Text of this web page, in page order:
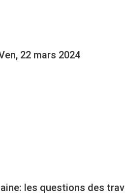
22 mars 2024
les questions des